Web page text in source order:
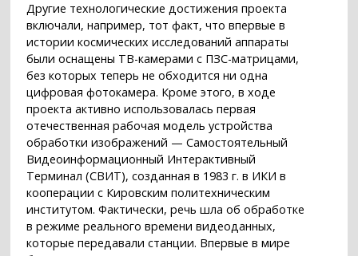
Другие технологические достижения проекта
включали, например, тот факт, что впервые в
истории космических исследований аппараты
были оснащены ТВ-камерами с ПЗС-матрицами,
без которых теперь не обходится ни одна
цифровая фотокамера. Кроме этого, в ходе
проекта активно использовалась первая
отечественная рабочая модель устройства
обработки изображений — Самостоятельный
Видеоинформационный Интерактивный
Терминал (СВИТ), созданная в 1983 г. в ИКИ в
кооперации с Кировским политехническим
институтом. Фактически, речь шла об обработке
в режиме реального времени видеоданных,
которые передавали станции. Впервые в мире